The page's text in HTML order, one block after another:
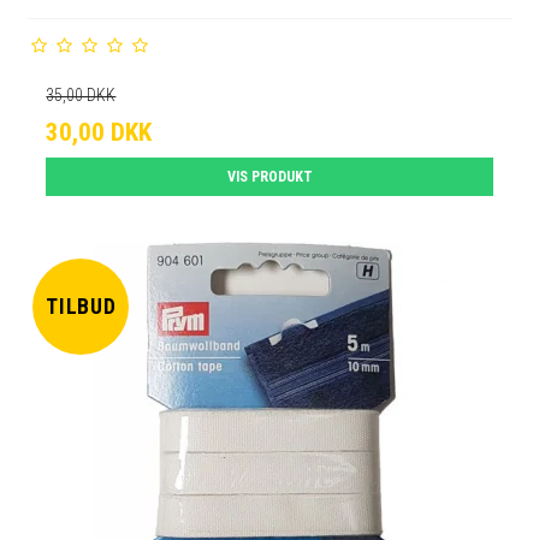
35,00 DKK
30,00 DKK
VIS PRODUKT
TILBUD